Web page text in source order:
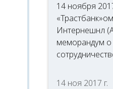
14 ноября
Интернешнл
меморандум
14 ноя 2017 г.